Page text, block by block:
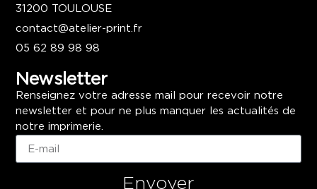
31200 TOULOUSE
contact@atelier-print.fr
05 62 89 98 98
Newsletter
Renseignez votre adresse mail pour recevoir notre
newsletter et pour ne plus manquer les actualités de
notre imprimerie.
Envoyer